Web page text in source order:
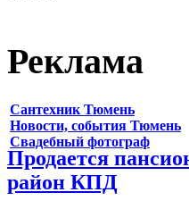
Продается
район КПД
Реклама
Сантехник Тюмень
Новости, события Тюмень
Свадебный фотограф